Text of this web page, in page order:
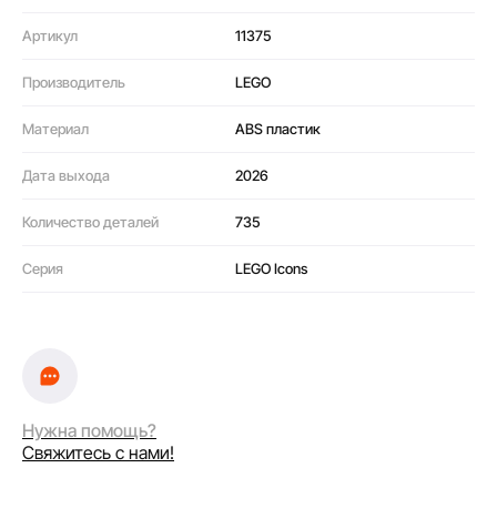
Артикул 11375
Производитель LEGO
Материал ABS пластик
Дата выхода 2026
Количество деталей 735
Серия LEGO Icons
Нужна помощь?
Свяжитесь с нами!